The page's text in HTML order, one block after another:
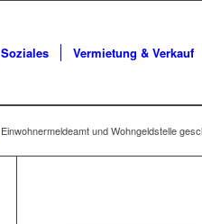
Soziales Vermietung & Verkauf
Einwohnermeldeamt und Wohngeldstelle